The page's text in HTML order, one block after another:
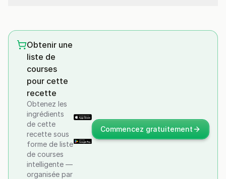
Obtenir une
liste de
courses
pour cette
recette
Obtenez les
ingrédients
de cette
recette sous
forme de liste
de courses
intelligente —
organisée par
Commencez gratuitement